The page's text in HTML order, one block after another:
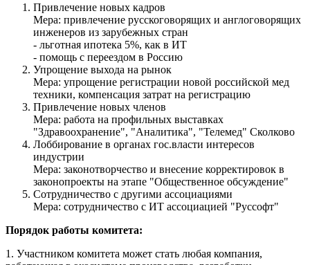
Привлечение новых кадров
Мера: привлечение русскоговорящих и англоговорящих
инженеров из зарубежных стран
- льготная ипотека 5%, как в ИТ
- помощь с переездом в Россию
Упрощение выхода на рынок
Мера: упрощение регистрации новой российской мед
техники, компенсация затрат на регистрацию
Привлечение новых членов
Мера: работа на профильных выставках
"Здравоохранение", "Аналитика", "Телемед" Сколково
Лоббирование в органах гос.власти интересов
индустрии
Мера: законотворчество и внесение корректировок в
законопроекты на этапе "Общественное обсуждение"
Сотрудничество с другими ассоциациями
Мера: сотрудничество с ИТ ассоциацией "Руссофт"
Порядок работы комитета:
1. Участником комитета может стать любая компания,